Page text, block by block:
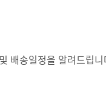
배송일정을 알려드립니